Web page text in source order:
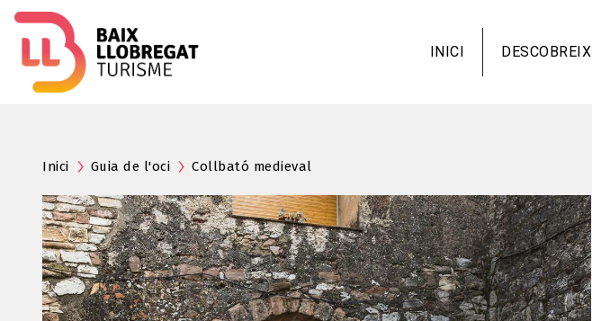
INICI DESCOBREIX
Inici Guia de l'oci Collbató medieval